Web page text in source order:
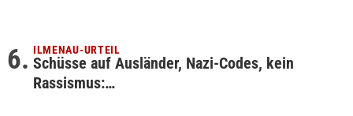
ILMENAU-URTEIL
Schüsse auf Ausländer, Nazi-Codes, kein
Rassismus:…